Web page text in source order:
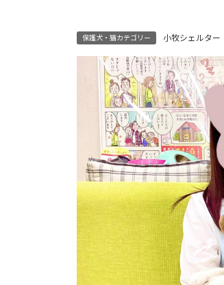
保護犬・猫カテゴリー 小牧シェルター